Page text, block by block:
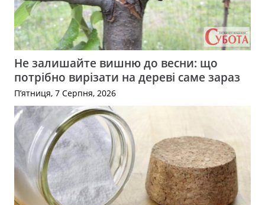
Не залишайте вишню до весни: що
потрібно вирізати на дереві саме зараз
П’ятниця, 7 Серпня, 2026